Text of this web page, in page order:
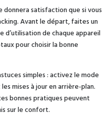
donnera satisfaction que si vous
Avant le départ, faites un
d’utilisation de chaque appareil
pour choisir la bonne
simples : activez le mode
mises à jour en arrière-plan.
bonnes pratiques peuvent
sur le confort.